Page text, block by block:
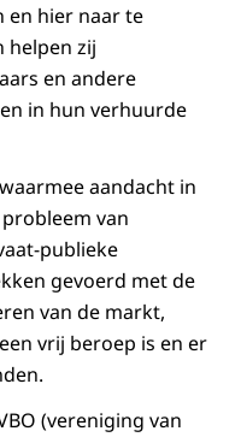
en hier naar te
helpen zij
en andere
in hun verhuurde
aandacht in
van
publieke
gevoerd met de
van de markt,
vrij beroep is en er
(vereniging van